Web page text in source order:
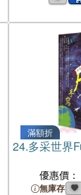
滿額折
24.多采世界
優惠價：
無庫存